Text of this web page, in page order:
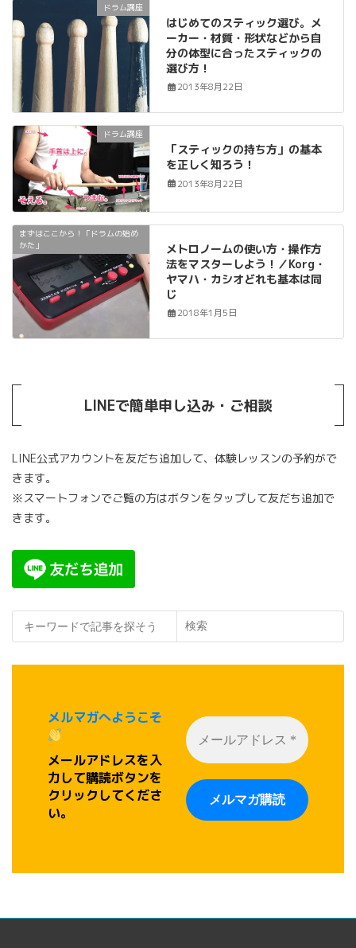
ドラム講座
はじめてのスティック選び。メ
ーカー・材質・形状などから自
分の体型に合ったスティックの
選び方！
2013年8月22日
ドラム講座
「スティックの持ち方」の基本
を正しく知ろう！
2013年8月22日
まずはここから！「ドラムの始め
かた」
メトロノームの使い方・操作方
法をマスターしよう！／Korg・
ヤマハ・カシオどれも基本は同
じ
2018年1月5日
LINEで簡単申し込み・ご相談
LINE公式アカウントを友だち追加して、体験レッスンの予約がで
きます。
※スマートフォンでご覧の方はボタンをタップして友だち追加で
きます。
検索
メルマガへようこそ
メールアドレスを入
力して購読ボタンを
クリックしてくださ
い。